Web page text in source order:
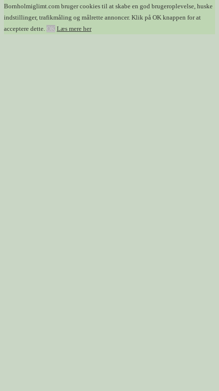
Bornholmiglimt.com bruger cookies til at skabe en god brugeroplevelse, huske
indstillinger, trafikmåling og målrette annoncer. Klik på OK knappen for at
acceptere dette. OK Læs mere her